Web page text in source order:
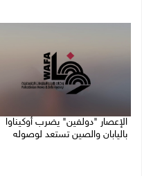
الإعصار "دولفين" يضرب أوكيناوا
باليابان والصين تستعد لوصوله